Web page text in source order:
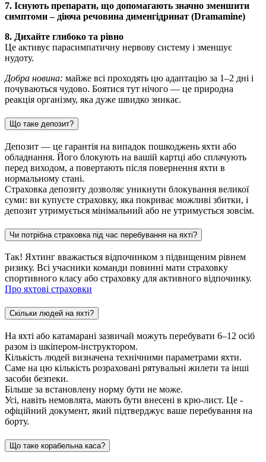
7. Існують препарати, що допомагають значно зменшити
симптоми – діюча речовина дименгідринат (Dramamine)
8. Дихайте глибоко та рівно
Це активує парасимпатичну нервову систему і зменшує
нудоту.
Добра новина: майже всі проходять цю адаптацію за 1–2 дні і
почуваються чудово. Боятися тут нічого — це природна
реакція організму, яка дуже швидко зникає.
Що таке депозит?
Депозит — це гарантія на випадок пошкоджень яхти або
обладнання. Його блокують на вашій картці або сплачують
перед виходом, а повертають після повернення яхти в
нормальному стані.
Страховка депозиту дозволяє уникнути блокування великої
суми: ви купуєте страховку, яка покриває можливі збитки, і
депозит утримується мінімальний або не утримується зовсім.
Чи потрібна страховка під час перебування на яхті?
Так! Яхтинг вважається відпочинком з підвищеним рівнем
ризику. Всі учасники команди повинні мати страховку
спортивного класу або страховку для активного відпочинку.
Про яхтові страховки
Скільки людей на яхті?
На яхті або катамарані зазвичай можуть перебувати 6–12 осіб
разом із шкіпером-інструктором.
Кількість людей визначена технічними параметрами яхти.
Саме на цю кількість розраховані рятувальні жилети та інші
засоби безпеки.
Більше за встановлену норму бути не може.
Усі, навіть немовлята, мають бути внесені в крю-лист. Це -
офіційний документ, який підтверджує ваше перебування на
борту.
Що таке корабельна каса?